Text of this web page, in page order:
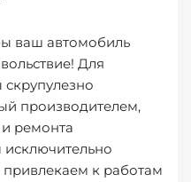
ваш автомобиль
Для
производителем,
ремонта
исключительно
к работам